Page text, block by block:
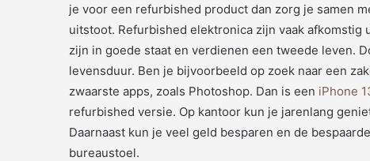
je voor een refurbished product dan zorg je samen
uitstoot. Refurbished elektronica zijn vaak
zijn in goede staat en verdienen een tweede leven.
levensduur. Ben je bijvoorbeeld op zoek naar een
zwaarste apps, zoals Photoshop. Dan is een iPhone
refurbished versie. Op kantoor kun je jarenlang
Daarnaast kun je veel geld besparen en de
bureaustoel.